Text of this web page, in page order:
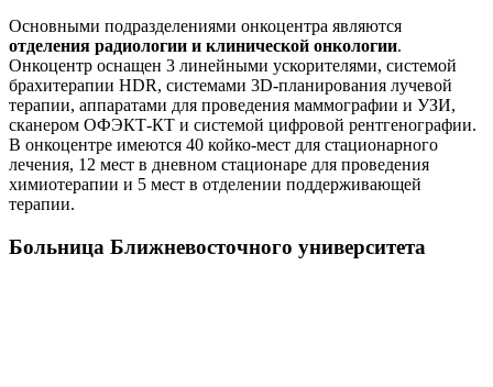
Основными подразделениями онкоцентра являются
отделения радиологии и клинической онкологии.
Онкоцентр оснащен 3 линейными ускорителями, системой
брахитерапии HDR, системами 3D-планирования лучевой
терапии, аппаратами для проведения маммографии и УЗИ,
сканером ОФЭКТ-КТ и системой цифровой рентгенографии.
В онкоцентре имеются 40 койко-мест для стационарного
лечения, 12 мест в дневном стационаре для проведения
химиотерапии и 5 мест в отделении поддерживающей
терапии.
Больница Ближневосточного университета